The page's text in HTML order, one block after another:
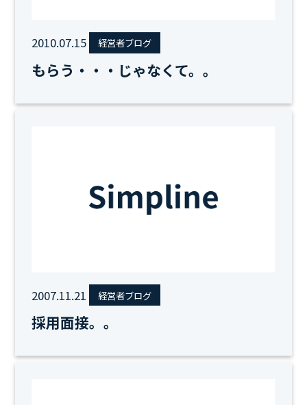
2010.07.15 経営者ブログ
もらう・・・じゃなくて。。
2007.11.21 経営者ブログ
採用面接。。